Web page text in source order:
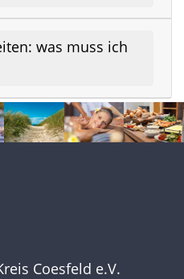
was muss ich
Coesfeld e.V.